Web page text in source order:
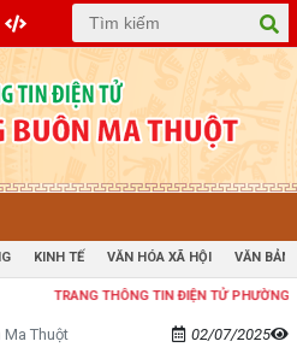
KINH TẾ VĂN HÓA XÃ HỘI VĂN BẢN
THÔNG TIN ĐIỆN TỬ PHƯỜNG BUÔN MA
Ma Thuột 02/07/2025